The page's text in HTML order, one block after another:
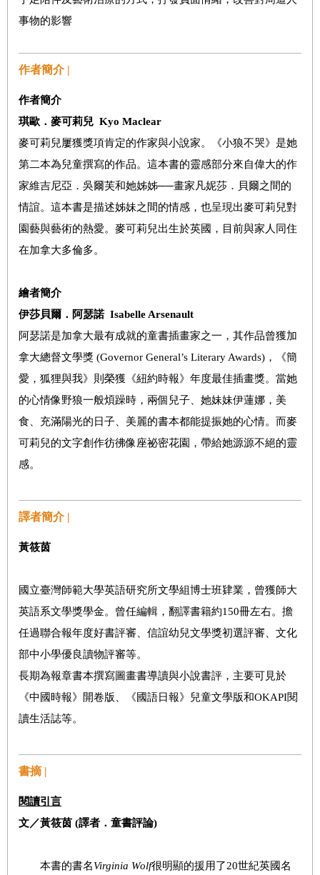
事物的影響
作者簡介 |
作者簡介
琪歐 ． 麥可莉兒 Kyo Maclear
麥可莉兒屢獲獎項肯定的作家與小說家。《小狼不哭》是她
第二本為兒童撰寫的作品。這本書的靈感部分來自偉大的作
家維吉尼亞．吳爾芙和她姊姊──畫家凡妮莎．貝爾之間的
情誼。這本書是描述姊妹之間的情感，也呈現出麥可莉兒對
園藝與藝術的熱愛。麥可莉兒出生於英國，目前與家人同住
在加拿大多倫多。
繪者簡介
伊莎貝爾 ． 阿瑟諾Isabelle Arsenault
阿瑟諾是加拿大最有成就的童書插畫家之一，其作品曾獲加
拿大總督文學獎 (Governor General’s Literary Awards)，《簡
愛，狐狸與我》則榮獲《紐約時報》年度最佳插畫獎。當她
的心情像野狼一般煩躁時，兩個兒子、她妹妹伊蓮娜，美
食、充滿陽光的日子、美麗的書本都能提振她的心情。而麥
可莉兒的文字創作彷彿像座祕密花園，帶給她源源不絕的靈
感。
譯者簡介 |
黃筱茵
國立臺灣師範大學英語研究所文學組博士班肄業，曾獲師大
英語系文學獎學金。曾任編輯，翻譯書籍約150冊左右。擔
任過聯合報年度好書評審、信誼幼兒文學獎初選評審、文化
部中小學優良讀物評審等。
長期為報章書本撰寫圖畫書導讀與小說書評，主要可見於
《中國時報》開卷版、《國語日報》兒童文學版和OKAPI閱
讀生活誌等。
書摘 |
閱讀引言
文／黃筱茵 (譯者．童書評論)
本書的書名Virginia Wolf很明顯的援用了20世紀英國名